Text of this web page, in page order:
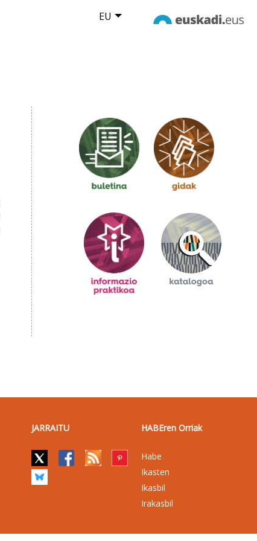
EU
JARRAITU HABEren Orriak
Habe
Ikasten
Ikasbil
Irakasbil